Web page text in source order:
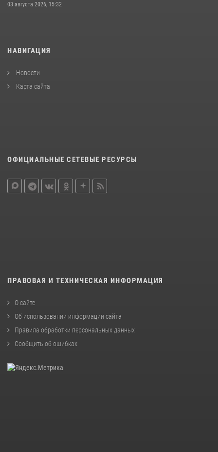
03 августа 2026, 15:32
НАВИГАЦИЯ
Новости
Карта сайта
ОФИЦИАЛЬНЫЕ СЕТЕВЫЕ РЕСУРСЫ
ПРАВОВАЯ И ТЕХНИЧЕСКАЯ ИНФОРМАЦИЯ
О сайте
Об использовании информации сайта
Правила обработки персональных данных
Сообщить об ошибках